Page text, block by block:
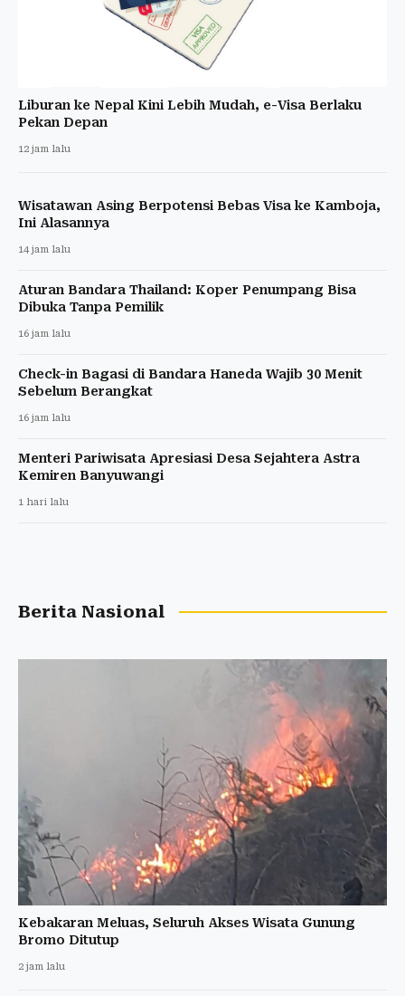
Liburan ke Nepal Kini Lebih Mudah, e-Visa Berlaku
Pekan Depan
12 jam lalu
Wisatawan Asing Berpotensi Bebas Visa ke Kamboja,
Ini Alasannya
14 jam lalu
Aturan Bandara Thailand: Koper Penumpang Bisa
Dibuka Tanpa Pemilik
16 jam lalu
Check-in Bagasi di Bandara Haneda Wajib 30 Menit
Sebelum Berangkat
16 jam lalu
Menteri Pariwisata Apresiasi Desa Sejahtera Astra
Kemiren Banyuwangi
1 hari lalu
Berita Nasional
Kebakaran Meluas, Seluruh Akses Wisata Gunung
Bromo Ditutup
2 jam lalu